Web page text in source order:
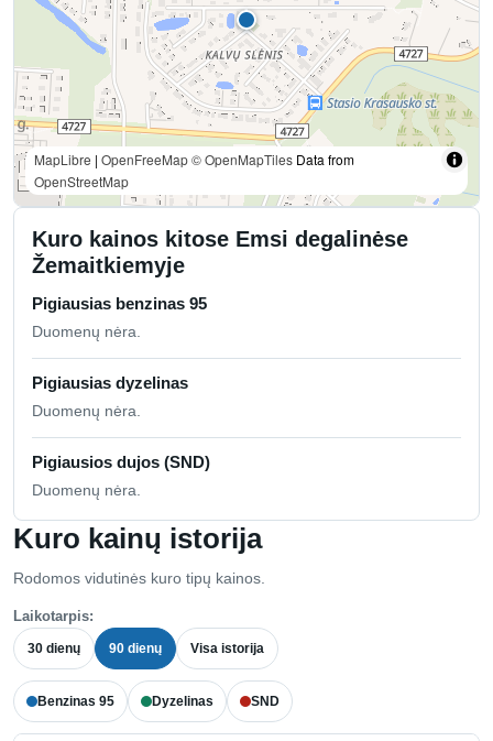
Kuro kainų istorija
Rodomos vidutinės kuro tipų kainos.
Laikotarpis:
30 dienų 90 dienų Visa istorija
Benzinas 95 Dyzelinas SND
MapLibre | OpenFreeMap© OpenMapTiles Data from
OpenStreetMap
Kuro kainos kitose Emsi degalinėse
Žemaitkiemyje
Pigiausias benzinas 95
Duomenų nėra.
Pigiausias dyzelinas
Duomenų nėra.
Pigiausios dujos (SND)
Duomenų nėra.